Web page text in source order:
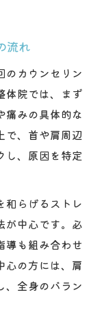
流れ
のカウンセリン
体院では、まず
痛みの具体的な
で、首や肩周辺
し、原因を特定
和らげるストレ
が中心です。必
導も組み合わせ
心の方には、肩
、全身のバラン